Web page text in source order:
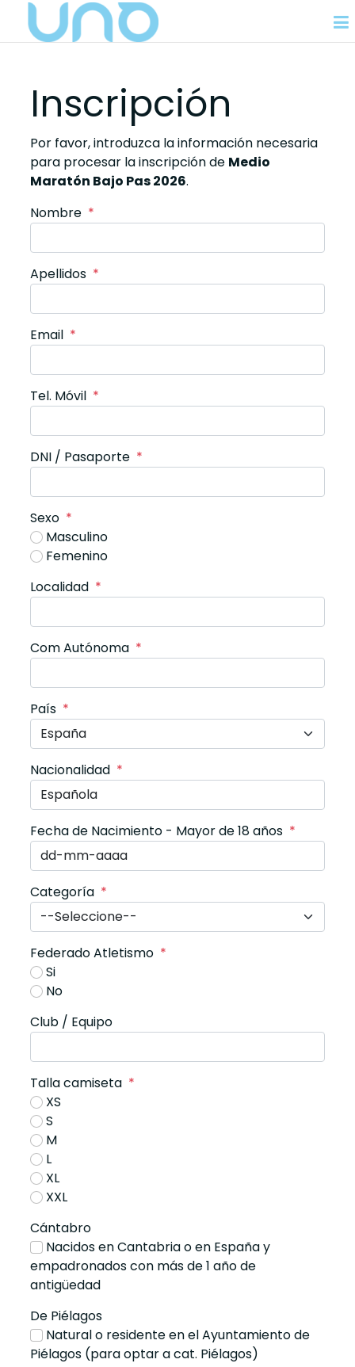
Inscripción
Por favor, introduzca la información necesaria
para procesar la inscripción de Medio
Maratón Bajo Pas 2026.
Nombre *
Apellidos *
Email *
Tel. Móvil *
DNI / Pasaporte *
Sexo *
Masculino
Femenino
Localidad *
Com Autónoma *
País *
Nacionalidad *
Fecha de Nacimiento - Mayor de 18 años *
Categoría *
Federado Atletismo *
Si
No
Club / Equipo
Talla camiseta *
XS
S
M
L
XL
XXL
Cántabro
Nacidos en Cantabria o en España y
empadronados con más de 1 año de
antigüedad
De Piélagos
Natural o residente en el Ayuntamiento de
Piélagos (para optar a cat. Piélagos)